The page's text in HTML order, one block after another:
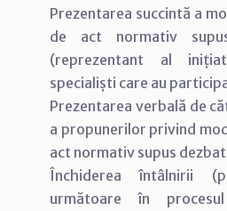
Prezentarea succintă a
de act normativ
(reprezentant al
specialiști care au
Prezentarea verbală de
a propunerilor privind
act normativ supus
Închiderea întâlnirii
următoare în